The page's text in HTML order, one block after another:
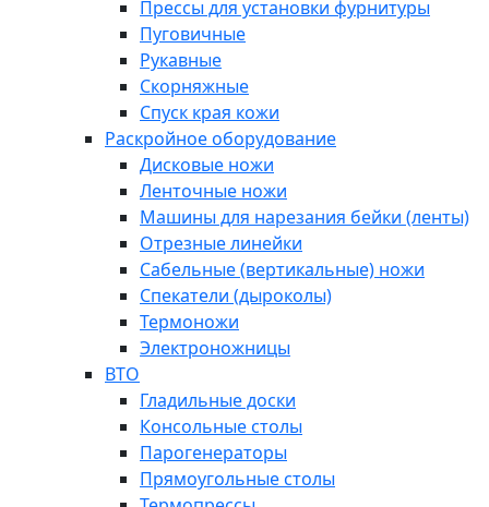
Прессы для установки фурнитуры
Пуговичные
Рукавные
Скорняжные
Спуск края кожи
Раскройное оборудование
Дисковые ножи
Ленточные ножи
Машины для нарезания бейки (ленты)
Отрезные линейки
Сабельные (вертикальные) ножи
Спекатели (дыроколы)
Термоножи
Электроножницы
ВТО
Гладильные доски
Консольные столы
Парогенераторы
Прямоугольные столы